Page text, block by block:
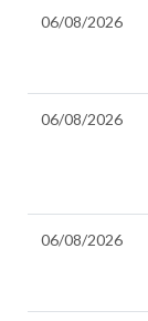
06/08/2026
06/08/2026
06/08/2026